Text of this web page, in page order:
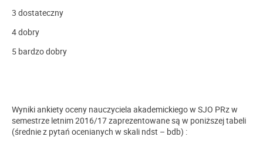
3 dostateczny
4 dobry
5 bardzo dobry
Wyniki ankiety oceny nauczyciela akademickiego w SJO PRz w
semestrze letnim 2016/17 zaprezentowane są w poniższej tabeli
(średnie z pytań ocenianych w skali ndst – bdb) :